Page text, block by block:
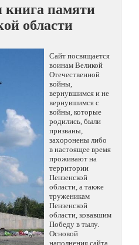
книга памяти
области
Сайт посвящается
воинам Великой
Отечественной
войны,
вернувшимся и не
вернувшимся с
войны, которые
родились, были
призваны,
захоронены либо
в настоящее время
проживают на
территории
Пензенской
области, а также
труженикам
Пензенской
области, ковавшим
Победу в тылу.
Основой
наполнения сайта